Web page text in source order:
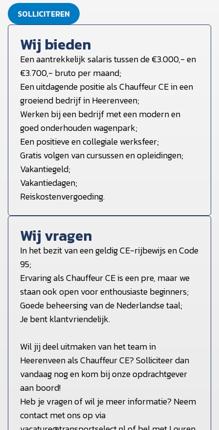
SOLLICITEREN
Wij bieden
Een aantrekkelijk salaris tussen de €3.000,- en
€3.700,- bruto per maand;
Een uitdagende positie als Chauffeur CE in een
groeiend bedrijf in Heerenveen;
Werken bij een bedrijf met een modern en
goed onderhouden wagenpark;
Een positieve en collegiale werksfeer;
Gratis volgen van cursussen en opleidingen;
Vakantiegeld;
Vakantiedagen;
Reiskostenvergoeding.
Wij vragen
In het bezit van een geldig CE-rijbewijs en Code
95;
Ervaring als Chauffeur CE is een pre, maar we
staan ook open voor enthousiaste beginners;
Goede beheersing van de Nederlandse taal;
Je bent klantvriendelijk.
Wil jij deel uitmaken van het team in
Heerenveen als Chauffeur CE? Solliciteer dan
vandaag nog en kom bij onze opdrachtgever
aan boord!
Heb je vragen of wil je meer informatie? Neem
contact met ons op via